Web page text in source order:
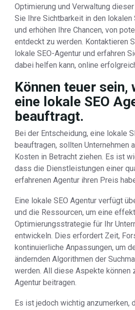
Optimierung und Verwaltung
Sie Ihre Sichtbarkeit in den lokalen
und erhöhen Ihre Chancen, von
entdeckt zu werden. Kontaktieren
lokale SEO-Agentur und erfahren
dabei helfen kann, online
Können teuer sein,
eine lokale SEO
beauftragt.
Bei der Entscheidung, eine lokale
beauftragen, sollten Unternehmen
Kosten in Betracht ziehen. Es ist
dass die Dienstleistungen einer
erfahrenen Agentur ihren Preis
Eine lokale SEO Agentur verfügt
und die Ressourcen, um eine
Optimierungsstrategie für Ihr
entwickeln. Dies erfordert Zeit,
kontinuierliche Anpassungen, um
ändernden Algorithmen der
werden. All diese Aspekte können
Agentur beitragen.
Es ist jedoch wichtig anzumerken,